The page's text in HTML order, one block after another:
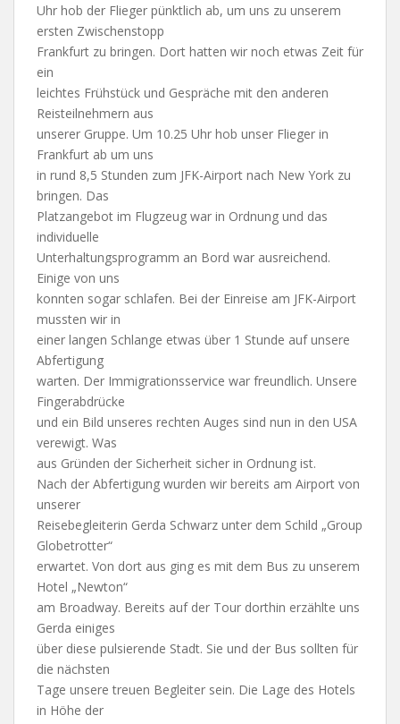
Uhr hob der Flieger pünktlich ab, um uns zu unserem
ersten Zwischenstopp
Frankfurt zu bringen. Dort hatten wir noch etwas Zeit für
ein
leichtes Frühstück und Gespräche mit den anderen
Reisteilnehmern aus
unserer Gruppe. Um 10.25 Uhr hob unser Flieger in
Frankfurt ab um uns
in rund 8,5 Stunden zum JFK-Airport nach New York zu
bringen. Das
Platzangebot im Flugzeug war in Ordnung und das
individuelle
Unterhaltungsprogramm an Bord war ausreichend.
Einige von uns
konnten sogar schlafen. Bei der Einreise am JFK-Airport
mussten wir in
einer langen Schlange etwas über 1 Stunde auf unsere
Abfertigung
warten. Der Immigrationsservice war freundlich. Unsere
Fingerabdrücke
und ein Bild unseres rechten Auges sind nun in den USA
verewigt. Was
aus Gründen der Sicherheit sicher in Ordnung ist.
Nach der Abfertigung wurden wir bereits am Airport von
unserer
Reisebegleiterin Gerda Schwarz unter dem Schild „Group
Globetrotter“
erwartet. Von dort aus ging es mit dem Bus zu unserem
Hotel „Newton“
am Broadway. Bereits auf der Tour dorthin erzählte uns
Gerda einiges
über diese pulsierende Stadt. Sie und der Bus sollten für
die nächsten
Tage unsere treuen Begleiter sein. Die Lage des Hotels
in Höhe der